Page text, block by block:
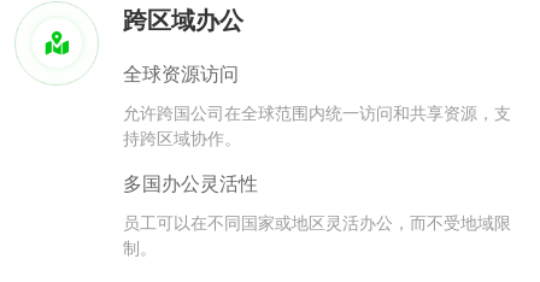
跨区域办公
全球资源访问
允许跨国公司在全球范围内统一访问和共享资源，支
持跨区域协作。
多国办公灵活性
员工可以在不同国家或地区灵活办公，而不受地域限
制。